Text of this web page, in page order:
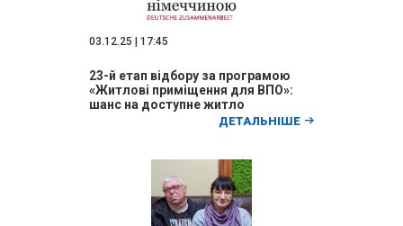
03.12.25 | 17:45
23-й етап відбору за програмою
«Житлові приміщення для ВПО»:
шанс на доступне житло
ДЕТАЛЬНІШЕ